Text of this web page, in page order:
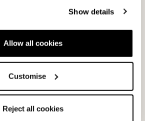
Show details
Allow all cookies
Customise
Reject all cookies